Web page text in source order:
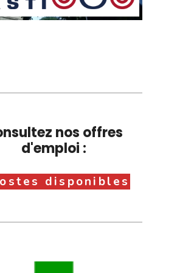
nos offres
d'emploi :
disponibles